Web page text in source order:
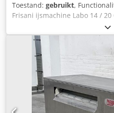
Toestand: gebruikt,
Frisani ijsmachine Labo 14 / 20
vulhoeveelheid is tot 4,5 liter
Afiof - elektrische voeding is